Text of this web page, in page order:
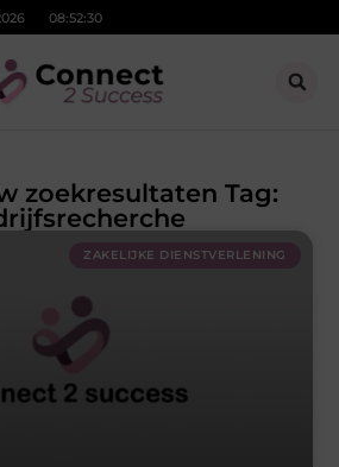
08:52:30
zoekresultaten Tag:
ZAKELIJKE DIENSTVERLENING